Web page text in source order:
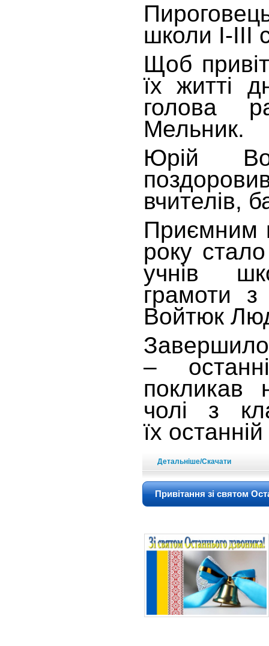
школи І-ІІІ
Щоб
їх житті
голова
Мельник.
Юрій
вчителів,
Приємним
року
учнів
грамоти
Войтюк
–
покликав
чолі з
їх
Детальніше/Скачати
Привітання зі святом